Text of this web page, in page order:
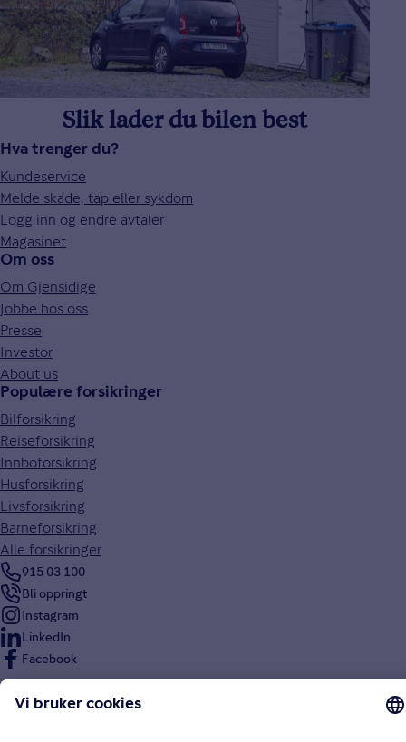
Slik lader du bilen best
Hva trenger du?
Kundeservice
Melde skade, tap eller sykdom
Logg inn og endre avtaler
Magasinet
Om oss
Om Gjensidige
Jobbe hos oss
Presse
Investor
About us
Populære forsikringer
Bilforsikring
Reiseforsikring
Innboforsikring
Husforsikring
Livsforsikring
Barneforsikring
Alle forsikringer
915 03 100
Bli oppringt
Instagram
LinkedIn
Facebook
Endre cookieinnstillinger